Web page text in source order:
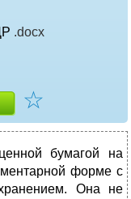
.docx
☆
бумагой на
форме с
Она не